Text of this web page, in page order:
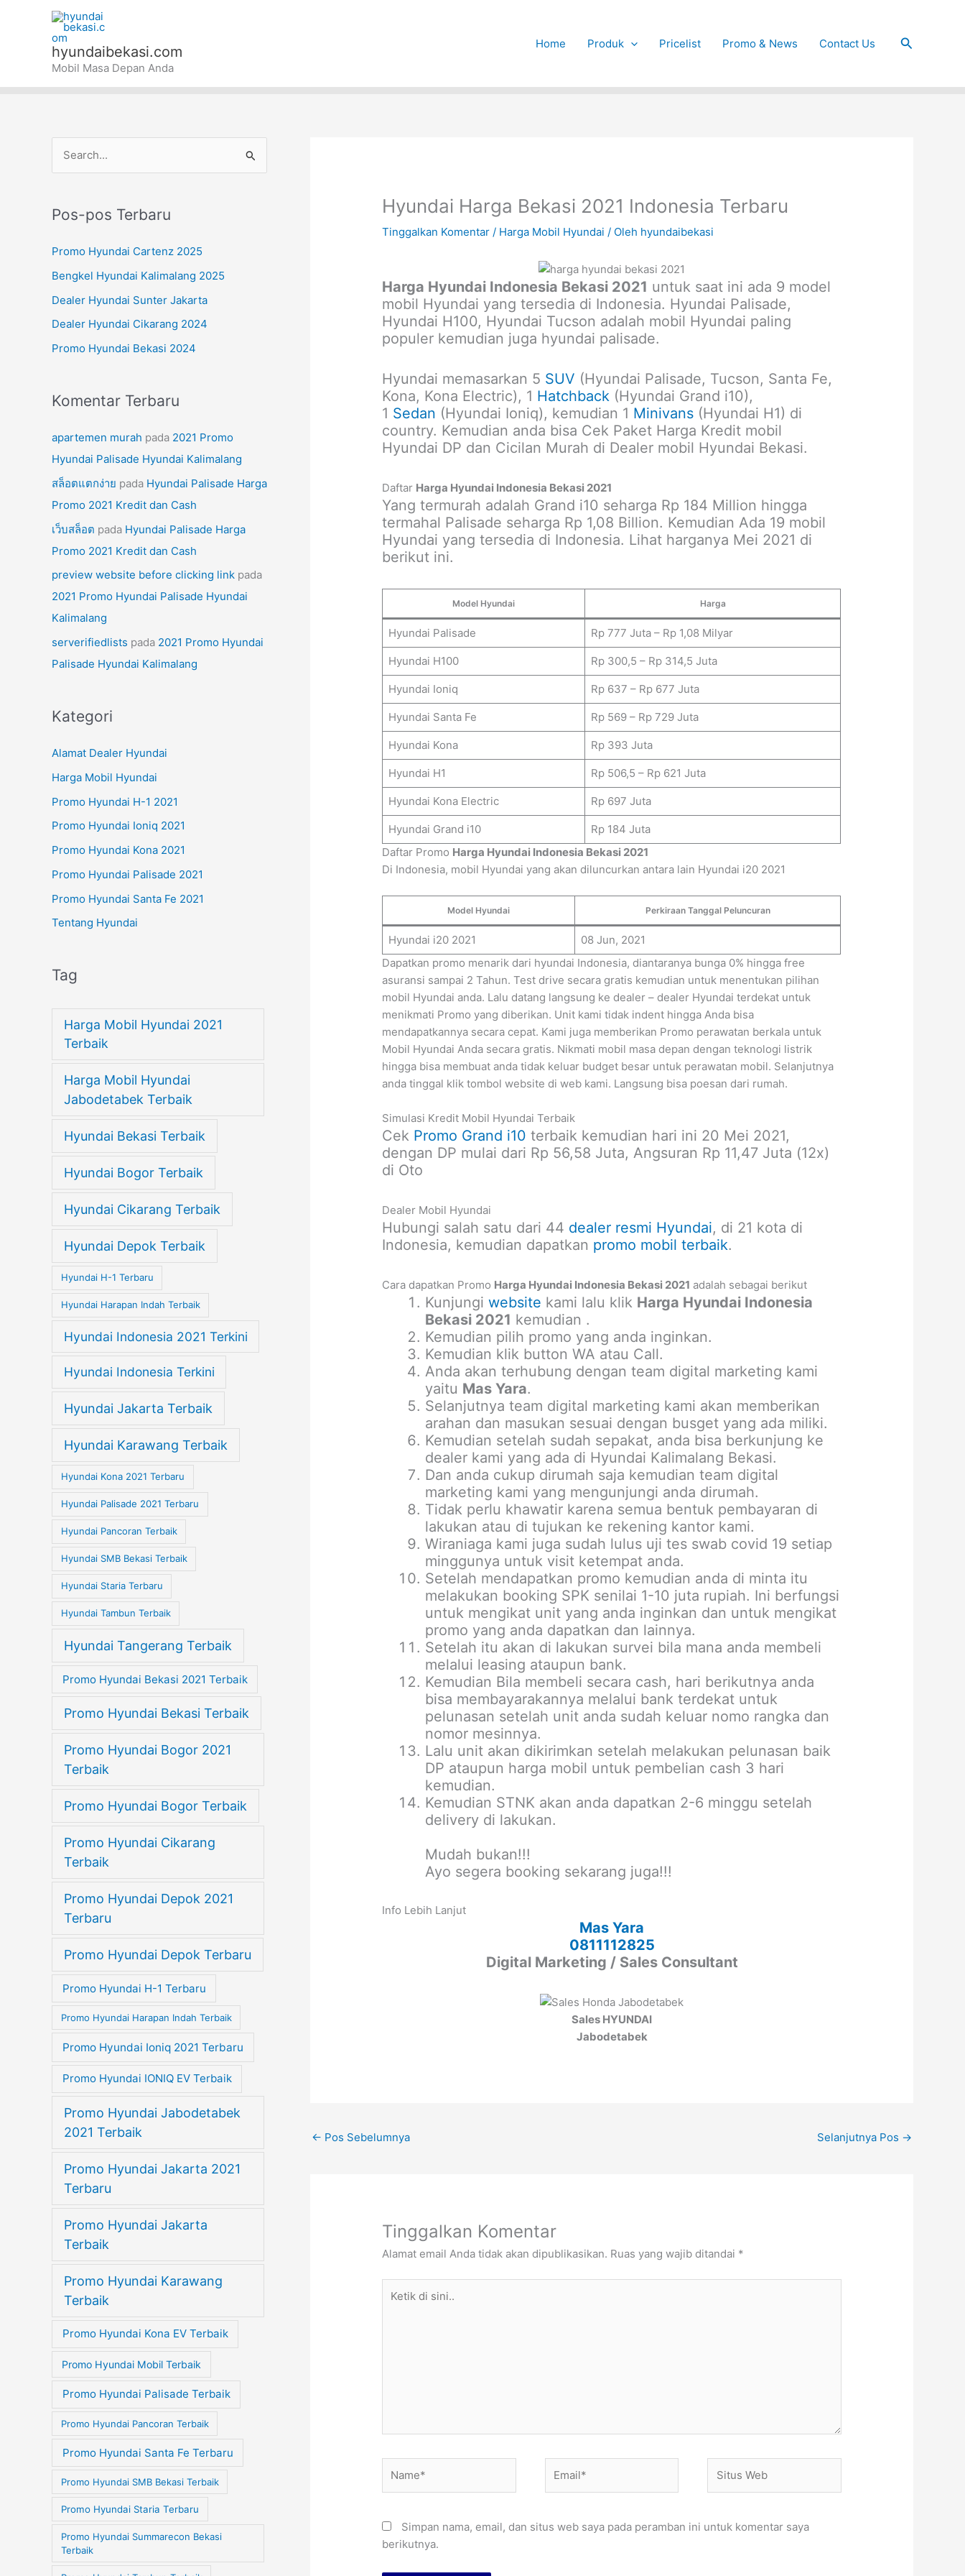
hyundaibekasi.com
Mobil Masa Depan Anda
Home Produk Pricelist Promo & News Contact Us Cari
i
u
u
k
:
Pos-pos Terbaru
Promo Hyundai Cartenz 2025
Bengkel Hyundai Kalimalang 2025
Dealer Hyundai Sunter Jakarta
Dealer Hyundai Cikarang 2024
Promo Hyundai Bekasi 2024
Komentar Terbaru
apartemen murah pada 2021 Promo
Hyundai Palisade Hyundai Kalimalang
สล็อตแตกง่าย pada Hyundai Palisade Harga
Promo 2021 Kredit dan Cash
เว็บสล็อต pada Hyundai Palisade Harga
Promo 2021 Kredit dan Cash
preview website before clicking link pada
2021 Promo Hyundai Palisade Hyundai
Kalimalang
serverifiedlists pada 2021 Promo Hyundai
Palisade Hyundai Kalimalang
Kategori
Alamat Dealer Hyundai
Harga Mobil Hyundai
Promo Hyundai H-1 2021
Promo Hyundai Ioniq 2021
Promo Hyundai Kona 2021
Promo Hyundai Palisade 2021
Promo Hyundai Santa Fe 2021
Tentang Hyundai
Tag
Harga Mobil Hyundai 2021
Terbaik
Harga Mobil Hyundai
Jabodetabek Terbaik
Hyundai Bekasi Terbaik
Hyundai Bogor Terbaik
Hyundai Cikarang Terbaik
Hyundai Depok Terbaik
Hyundai H-1 Terbaru
Hyundai Harapan Indah Terbaik
Hyundai Indonesia 2021 Terkini
Hyundai Indonesia Terkini
Hyundai Jakarta Terbaik
Hyundai Karawang Terbaik
Hyundai Kona 2021 Terbaru
Hyundai Palisade 2021 Terbaru
Hyundai Pancoran Terbaik
Hyundai SMB Bekasi Terbaik
Hyundai Staria Terbaru
Hyundai Tambun Terbaik
Hyundai Tangerang Terbaik
Promo Hyundai Bekasi 2021 Terbaik
Promo Hyundai Bekasi Terbaik
Promo Hyundai Bogor 2021
Terbaik
Promo Hyundai Bogor Terbaik
Promo Hyundai Cikarang
Terbaik
Promo Hyundai Depok 2021
Terbaru
Promo Hyundai Depok Terbaru
Promo Hyundai H-1 Terbaru
Promo Hyundai Harapan Indah Terbaik
Promo Hyundai Ioniq 2021 Terbaru
Promo Hyundai IONIQ EV Terbaik
Promo Hyundai Jabodetabek
2021 Terbaik
Promo Hyundai Jakarta 2021
Terbaru
Promo Hyundai Jakarta
Terbaik
Promo Hyundai Karawang
Terbaik
Promo Hyundai Kona EV Terbaik
Promo Hyundai Mobil Terbaik
Promo Hyundai Palisade Terbaik
Promo Hyundai Pancoran Terbaik
Promo Hyundai Santa Fe Terbaru
Promo Hyundai SMB Bekasi Terbaik
Promo Hyundai Staria Terbaru
Promo Hyundai Summarecon Bekasi
Terbaik
Hyundai Harga Bekasi 2021 Indonesia Terbaru
Tinggalkan Komentar / Harga Mobil Hyundai / Oleh hyundaibekasi
Harga Hyundai Indonesia Bekasi 2021 untuk saat ini ada 9 model
mobil Hyundai yang tersedia di Indonesia. Hyundai Palisade,
Hyundai H100, Hyundai Tucson adalah mobil Hyundai paling
populer kemudian juga hyundai palisade.
Hyundai memasarkan 5 SUV (Hyundai Palisade, Tucson, Santa Fe,
Kona, Kona Electric), 1 Hatchback (Hyundai Grand i10),
1 Sedan (Hyundai Ioniq), kemudian 1 Minivans (Hyundai H1) di
country. Kemudian anda bisa Cek Paket Harga Kredit mobil
Hyundai DP dan Cicilan Murah di Dealer mobil Hyundai Bekasi.
Daftar Harga Hyundai Indonesia Bekasi 2021
Yang termurah adalah Grand i10 seharga Rp 184 Million hingga
termahal Palisade seharga Rp 1,08 Billion. Kemudian Ada 19 mobil
Hyundai yang tersedia di Indonesia. Lihat harganya Mei 2021 di
berikut ini.
Model Hyundai Harga
Hyundai Palisade Rp 777 Juta – Rp 1,08 Milyar
Hyundai H100 Rp 300,5 – Rp 314,5 Juta
Hyundai Ioniq Rp 637 – Rp 677 Juta
Hyundai Santa Fe Rp 569 – Rp 729 Juta
Hyundai Kona Rp 393 Juta
Hyundai H1 Rp 506,5 – Rp 621 Juta
Hyundai Kona Electric Rp 697 Juta
Hyundai Grand i10
Rp 184 Juta
Daftar Promo Harga Hyundai Indonesia Bekasi 2021
Di Indonesia, mobil Hyundai yang akan diluncurkan antara lain Hyundai i20 2021
Model Hyundai Perkiraan Tanggal Peluncuran
Hyundai i20 2021
08 Jun, 2021
Dapatkan promo menarik dari hyundai Indonesia, diantaranya bunga 0% hingga free
asuransi sampai 2 Tahun. Test drive secara gratis kemudian untuk menentukan pilihan
mobil Hyundai anda. Lalu datang langsung ke dealer – dealer Hyundai terdekat untuk
menikmati Promo yang diberikan. Unit kami tidak indent hingga Anda bisa
mendapatkannya secara cepat. Kami juga memberikan Promo perawatan berkala untuk
Mobil Hyundai Anda secara gratis. Nikmati mobil masa depan dengan teknologi listrik
hingga bisa membuat anda tidak keluar budget besar untuk perawatan mobil. Selanjutnya
anda tinggal klik tombol website di web kami. Langsung bisa poesan dari rumah.
Simulasi Kredit Mobil Hyundai Terbaik
Cek Promo Grand i10 terbaik kemudian hari ini 20 Mei 2021,
dengan DP mulai dari Rp 56,58 Juta, Angsuran Rp 11,47 Juta (12x)
di Oto
Dealer Mobil Hyundai
Hubungi salah satu dari 44 dealer resmi Hyundai, di 21 kota di
Indonesia, kemudian dapatkan promo mobil terbaik.
Cara dapatkan Promo Harga Hyundai Indonesia Bekasi 2021 adalah sebagai berikut
Kunjungiwebsite kami lalu klik Harga Hyundai Indonesia
Bekasi 2021 kemudian .
Kemudian pilih promo yang anda inginkan.
Kemudian klik button WA atau Call.
Anda akan terhubung dengan team digital marketing kami
yaitu Mas Yara.
Selanjutnya team digital marketing kami akan memberikan
arahan dan masukan sesuai dengan busget yang ada miliki.
Kemudian setelah sudah sepakat, anda bisa berkunjung ke
dealer kami yang ada di Hyundai Kalimalang Bekasi.
Dan anda cukup dirumah saja kemudian team digital
marketing kami yang mengunjungi anda dirumah.
Tidak perlu khawatir karena semua bentuk pembayaran di
lakukan atau di tujukan ke rekening kantor kami.
Wiraniaga kami juga sudah lulus uji tes swab covid 19 setiap
minggunya untuk visit ketempat anda.
Setelah mendapatkan promo kemudian anda di minta itu
melakukan booking SPK senilai 1-10 juta rupiah. Ini berfungsi
untuk mengikat unit yang anda inginkan dan untuk mengikat
promo yang anda dapatkan dan lainnya.
Setelah itu akan di lakukan survei bila mana anda membeli
melalui leasing ataupun bank.
Kemudian Bila membeli secara cash, hari berikutnya anda
bisa membayarakannya melalui bank terdekat untuk
pelunasan setelah unit anda sudah keluar nomo rangka dan
nomor mesinnya.
Lalu unit akan dikirimkan setelah melakukan pelunasan baik
DP ataupun harga mobil untuk pembelian cash 3 hari
kemudian.
Kemudian STNK akan anda dapatkan 2-6 minggu setelah
delivery di lakukan.
Mudah bukan!!!
Ayo segera booking sekarang juga!!!
Info Lebih Lanjut
Mas Yara
0811112825
Digital Marketing / Sales Consultant
Sales HYUNDAI
Jabodetabek
← Pos Sebelumnya Selanjutnya Pos →
Tinggalkan Komentar
Alamat email Anda tidak akan dipublikasikan. Ruas yang wajib ditandai *
Web
Simpan nama, email, dan situs web saya pada peramban ini untuk komentar saya
berikutnya.